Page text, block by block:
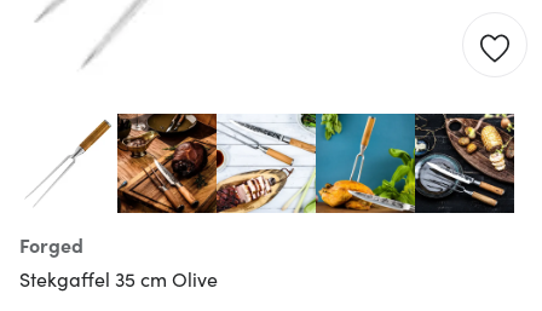
Forged
Stekgaffel 35 cm Olive